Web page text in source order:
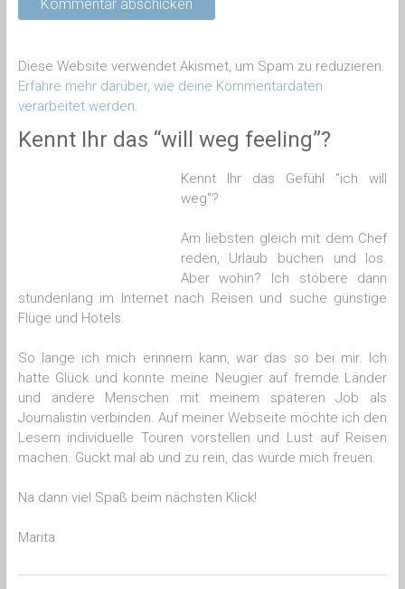
Diese Website verwendet Akismet, um Spam zu reduzieren.
Erfahre mehr darüber, wie deine Kommentardaten
verarbeitet werden.
Kennt Ihr das “will weg feeling”?
Kennt Ihr das Gefühl "ich will
weg"?
Am liebsten gleich mit dem Chef
reden, Urlaub buchen und los.
Aber wohin? Ich stöbere dann
stundenlang im Internet nach Reisen und suche günstige
Flüge und Hotels.
So lange ich mich erinnern kann, war das so bei mir. Ich
hatte Glück und konnte meine Neugier auf fremde Länder
und andere Menschen mit meinem späteren Job als
Journalistin verbinden. Auf meiner Webseite möchte ich den
Lesern individuelle Touren vorstellen und Lust auf Reisen
machen. Guckt mal ab und zu rein, das würde mich freuen.
Na dann viel Spaß beim nächsten Klick!
Marita